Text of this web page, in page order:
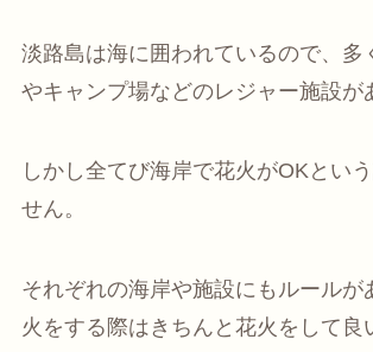
淡路島は海に囲われているので、多
やキャンプ場などのレジャー施設が
しかし全てび海岸で花火がOKとい
せん。
それぞれの海岸や施設にもルールが
火をする際はきちんと花火をして良